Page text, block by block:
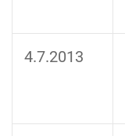
4.7.2013